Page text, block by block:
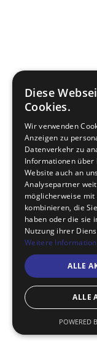
Diese
Cookies.
Wir verwenden
Anzeigen zu
Datenverkehr zu
Informationen über
Website auch an
Analysepartner
möglicherweise
kombinieren, die
haben oder die sie
Nutzung ihrer
Weitere
ALLE
ALLE
POWERED